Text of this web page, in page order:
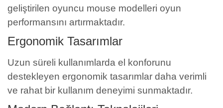
geliştirilen oyuncu mouse modelleri oyun
performansını artırmaktadır.
Ergonomik Tasarımlar
Uzun süreli kullanımlarda el konforunu
destekleyen ergonomik tasarımlar daha verimli
ve rahat bir kullanım deneyimi sunmaktadır.